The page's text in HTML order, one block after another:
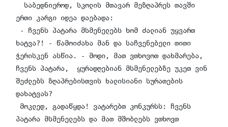
ერთი კარგი იდეა დაებადა:
ხატვა?! - წამოიძახა მან და საჩვენებელი თითი
ჭერისკენ ასწია. - მოდი, მათ ვთხოვოთ დახმარება,
ჩვენს პატარა,  ყურადღებიან მსმენელებზე უკეთ ვინ
შეძლებს ზღაპრებისთვის ხალისიანი სურათების
დახატვას?
პატარა მსმენელებს და მათ მშობლებს ვთხოვთ